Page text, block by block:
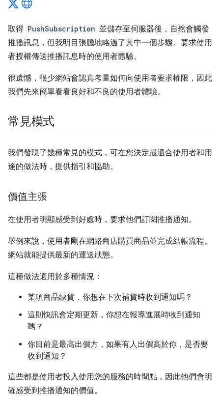
取得 PushSubscription 並儲存至伺服器後，自然會觸發
推播訊息，但我明目張膽地略過了其中一個步驟。要求使用
者授權傳送推播訊息時的使用者體驗。
很遺憾，很少網站會認真考量如何向使用者要求權限，因此
我們先來簡單看看良好和不良的使用者體驗。
常見模式
我們發現了幾種常見的模式，可在您決定最適合使用者和用
途的做法時，提供指引和協助。
價值主張
在使用者明顯感受到好處時，要求他們訂閱推播通知。
舉例來說，使用者剛在網路商店購買商品並完成結帳流程。
網站就能提供最新的運送狀態。
這種做法適用於多種情況：
某項商品缺貨，你想在下次補貨時收到通知嗎？
這則快訊會定期更新，你想在報導進展時收到通知
嗎？
你目前是最高出價方，如果有人出價高於你，是否要
收到通知？
這些都是使用者投入使用您的服務的時間點，因此他們會明
確感受到推播通知的價值。